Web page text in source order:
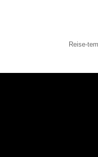
Reise-